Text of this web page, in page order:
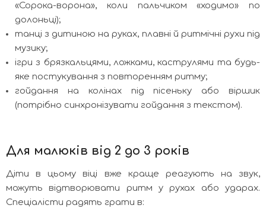
«Сорока-ворона», коли пальчиком «ходимо» по
долоньці);
танці з дитиною на руках, плавні й ритмічні рухи під
музику;
ігри з брязкальцями, ложками, каструлями та будь-
яке постукування з повторенням ритму;
гойдання на колінах під пісеньку або віршик
(потрібно синхронізувати гойдання з текстом).
Для малюків від 2 до 3 років
Діти в цьому віці вже краще реагують на звук,
можуть відтворювати ритм у рухах або ударах.
Спеціалісти радять грати в: